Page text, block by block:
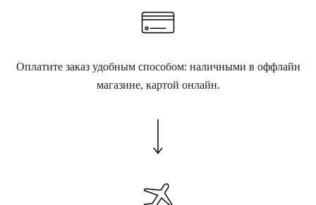
Оплатите заказ удобным способом: наличными в оффлайн
магазине, картой онлайн.